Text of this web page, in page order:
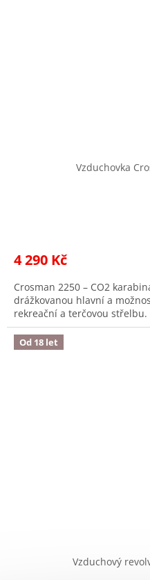
Vzduchovka
4 290 Kč
Crosman 2250 – CO2
drážkovanou hlavní a
rekreační a terčovou střelbu.
Od 18 let
Vzduchový